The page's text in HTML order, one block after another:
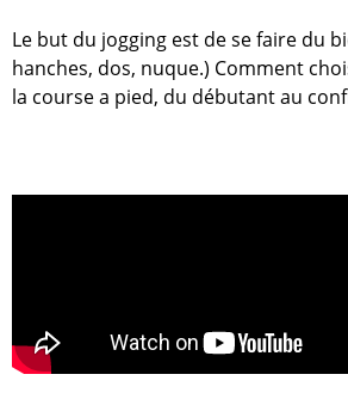
Le but du jogging est de se faire du
hanches, dos, nuque.) Comment
la course a pied, du débutant au